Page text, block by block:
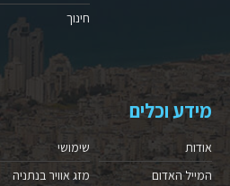
חינוך
מידע וכלים
אודות
המייל האדום
שימושי
מזג אוויר בנתניה